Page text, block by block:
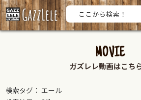
MOVIE
ガズレレ動画はこち
検索タグ： エール